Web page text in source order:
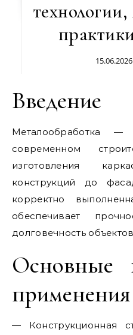
15.06.2026
Введение
Металообработка
современном
изготовления
конструкций до
корректно
обеспечивает
долговечность
Основные
применения
— Конструкционная